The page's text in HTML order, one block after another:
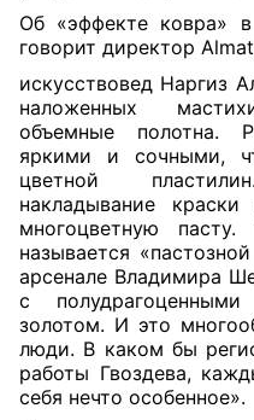
Об «эффекте ковра»
говорит директор
искусствовед Наргиз
наложенных
объемные полотна.
яркими и сочными,
цветной
накладывание краски
многоцветную
называется
арсенале Владимира
с
золотом. И это
люди. В каком бы
работы Гвоздева,
себя нечто особенное».